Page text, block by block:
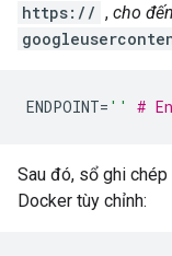
https:// , cho
ENDPOINT= '' #
Sau đó, sổ ghi
Docker tùy chỉnh: